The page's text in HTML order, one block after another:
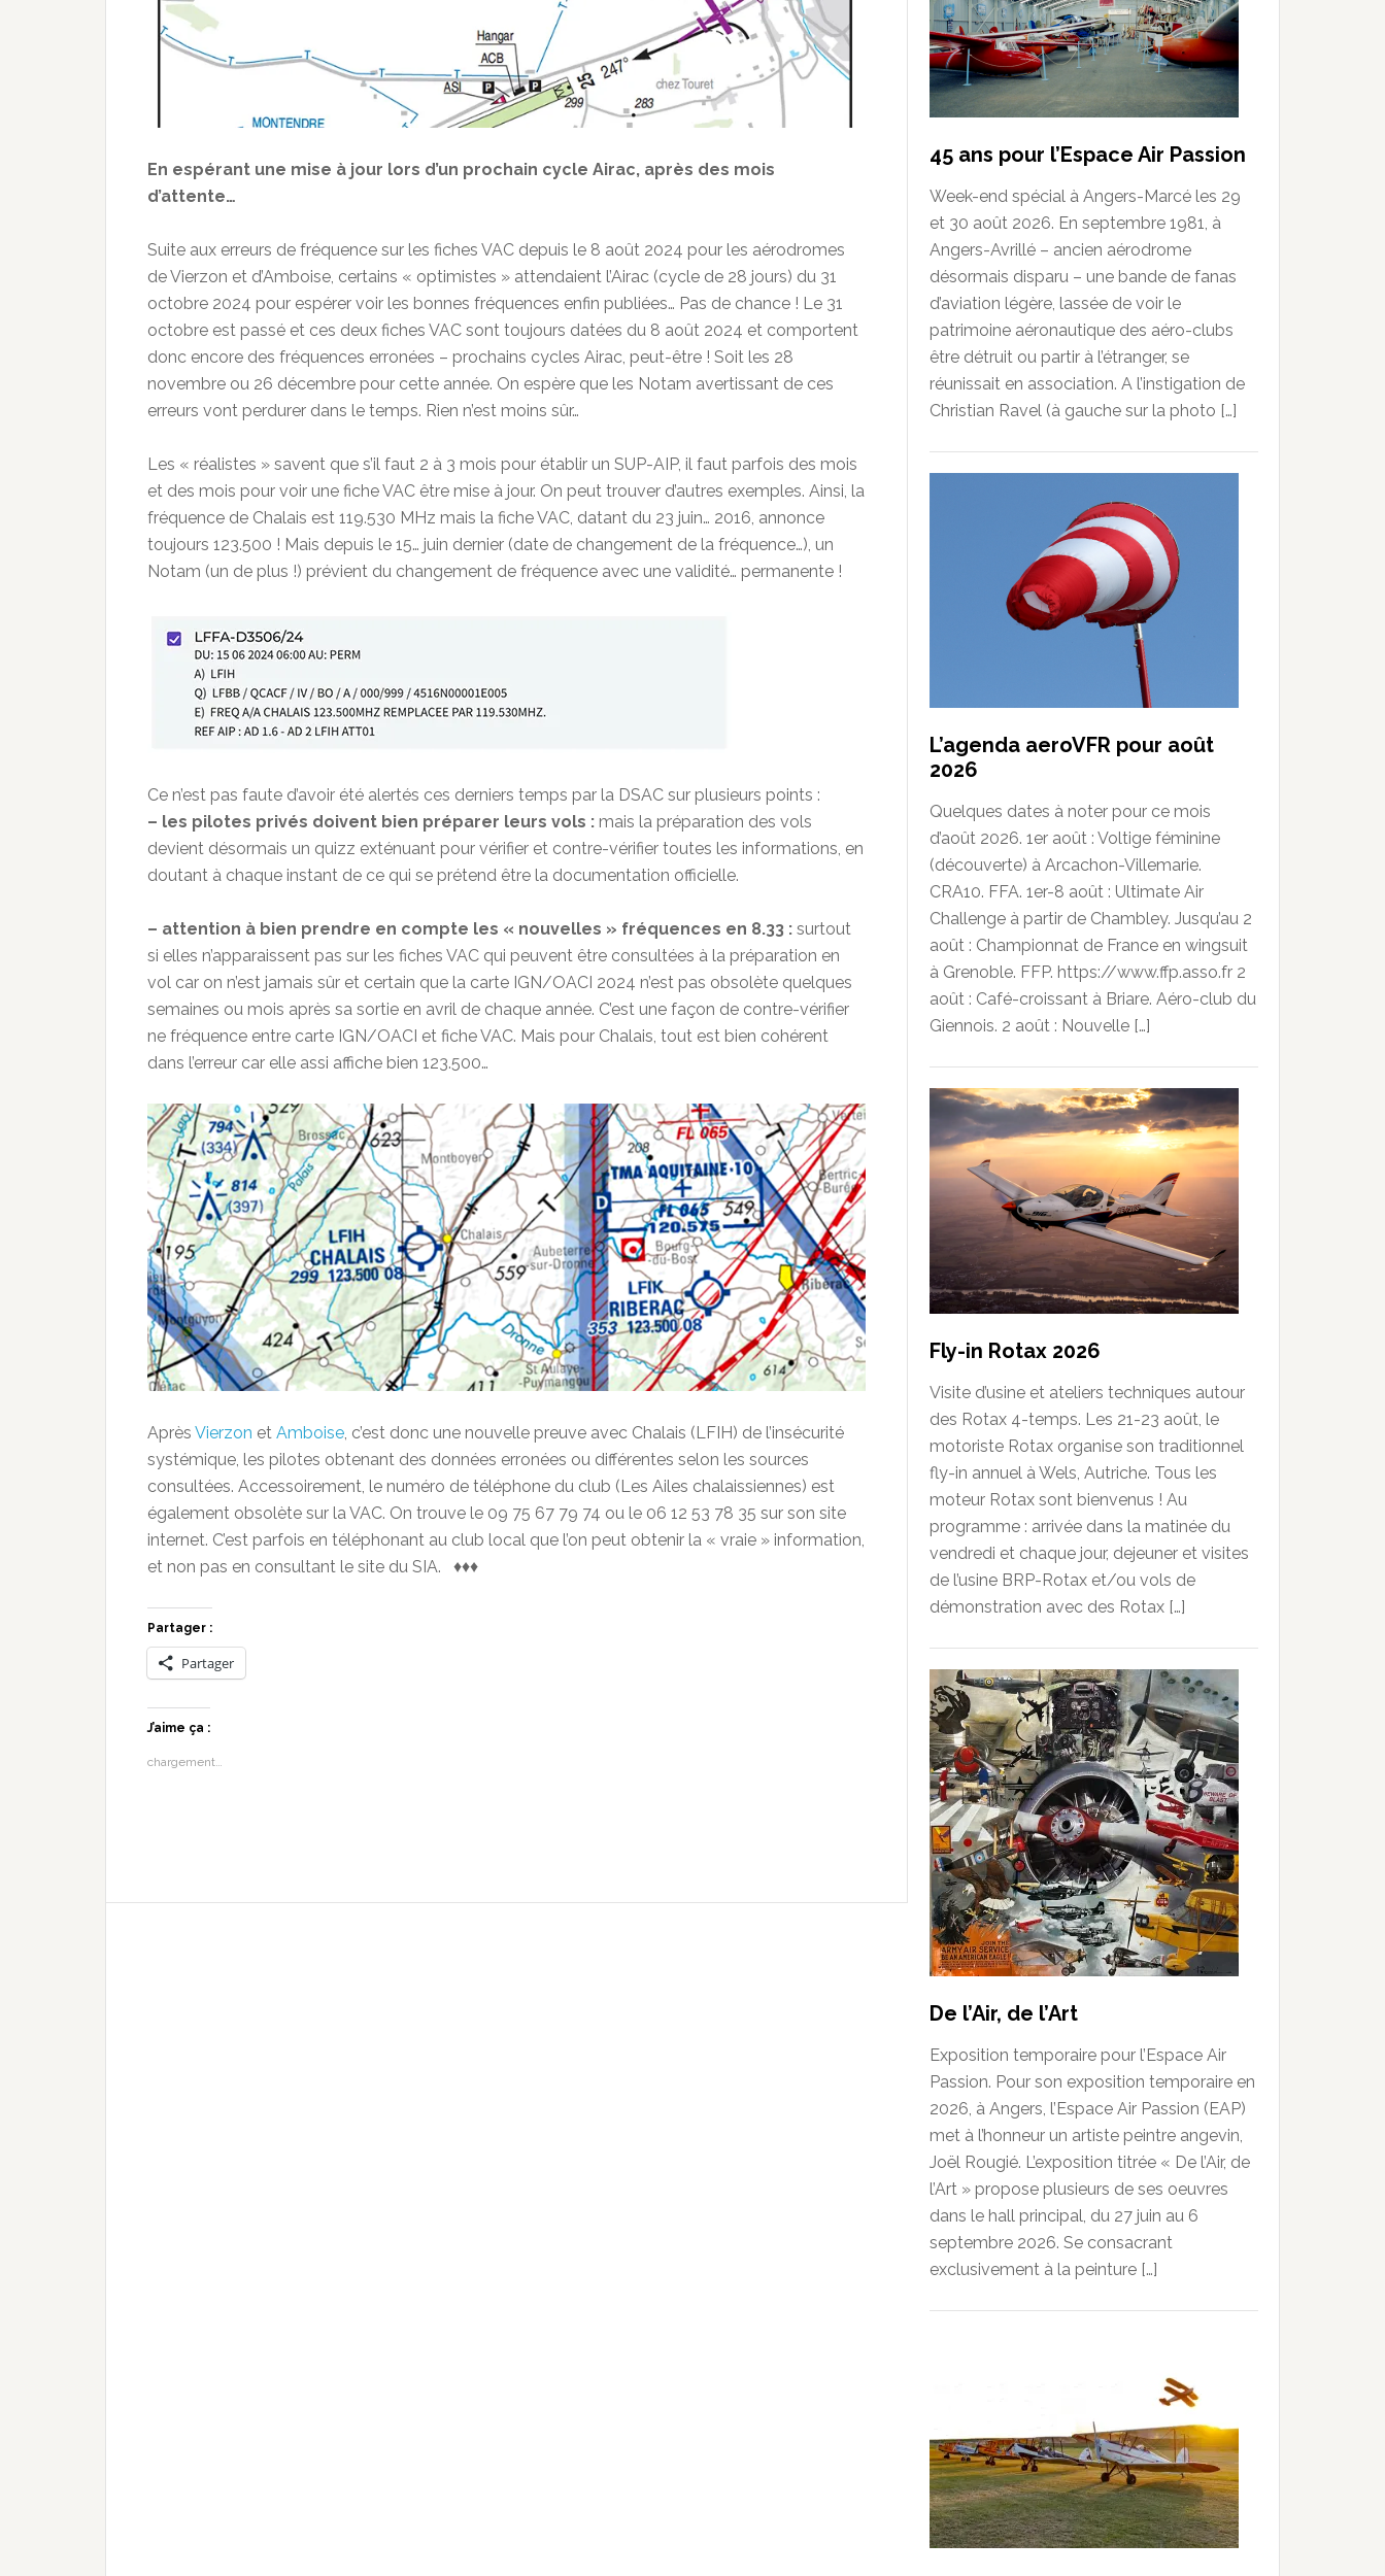
En espérant une mise à jour lors d’un prochain cycle Airac, après des mois
d’attente…
Suite aux erreurs de fréquence sur les fiches VAC depuis le 8 août 2024 pour les aérodromes
de Vierzon et d’Amboise, certains « optimistes » attendaient l’Airac (cycle de 28 jours) du 31
octobre 2024 pour espérer voir les bonnes fréquences enfin publiées… Pas de chance ! Le 31
octobre est passé et ces deux fiches VAC sont toujours datées du 8 août 2024 et comportent
donc encore des fréquences erronées – prochains cycles Airac, peut-être ! Soit les 28
novembre ou 26 décembre pour cette année. On espère que les Notam avertissant de ces
erreurs vont perdurer dans le temps. Rien n’est moins sûr…
Les « réalistes » savent que s’il faut 2 à 3 mois pour établir un SUP-AIP, il faut parfois des mois
et des mois pour voir une fiche VAC être mise à jour. On peut trouver d’autres exemples. Ainsi, la
fréquence de Chalais est 119.530 MHz mais la fiche VAC, datant du 23 juin… 2016, annonce
toujours 123.500 ! Mais depuis le 15… juin dernier (date de changement de la fréquence…), un
Notam (un de plus !) prévient du changement de fréquence avec une validité… permanente !
Ce n’est pas faute d’avoir été alertés ces derniers temps par la DSAC sur plusieurs points :
– les pilotes privés doivent bien préparer leurs vols : mais la préparation des vols
devient désormais un quizz exténuant pour vérifier et contre-vérifier toutes les informations, en
doutant à chaque instant de ce qui se prétend être la documentation officielle.
– attention à bien prendre en compte les « nouvelles » fréquences en 8.33 : surtout
si elles n’apparaissent pas sur les fiches VAC qui peuvent être consultées à la préparation en
vol car on n’est jamais sûr et certain que la carte IGN/OACI 2024 n’est pas obsolète quelques
semaines ou mois après sa sortie en avril de chaque année. C’est une façon de contre-vérifier
ne fréquence entre carte IGN/OACI et fiche VAC. Mais pour Chalais, tout est bien cohérent
dans l’erreur car elle assi affiche bien 123.500…
Après Vierzon et Amboise, c’est donc une nouvelle preuve avec Chalais (LFIH) de l’insécurité
systémique, les pilotes obtenant des données erronées ou différentes selon les sources
consultées. Accessoirement, le numéro de téléphone du club (Les Ailes chalaissiennes) est
également obsolète sur la VAC. On trouve le 09 75 67 79 74 ou le 06 12 53 78 35 sur son site
internet. C’est parfois en téléphonant au club local que l’on peut obtenir la « vraie » information,
et non pas en consultant le site du SIA. ♦♦♦
Partager :
Partager
J’aime ça :
chargement…
45 ans pour l’Espace Air Passion
Week-end spécial à Angers-Marcé les 29
et 30 août 2026. En septembre 1981, à
Angers-Avrillé – ancien aérodrome
désormais disparu – une bande de fanas
d’aviation légère, lassée de voir le
patrimoine aéronautique des aéro-clubs
être détruit ou partir à l’étranger, se
réunissait en association. A l’instigation de
Christian Ravel (à gauche sur la photo […]
L’agenda aeroVFR pour août
2026
Quelques dates à noter pour ce mois
d’août 2026. 1er août : Voltige féminine
(découverte) à Arcachon-Villemarie.
CRA10. FFA. 1er-8 août : Ultimate Air
Challenge à partir de Chambley. Jusqu’au 2
août : Championnat de France en wingsuit
à Grenoble. FFP. https://www.ffp.asso.fr 2
août : Café-croissant à Briare. Aéro-club du
Giennois. 2 août : Nouvelle […]
Fly-in Rotax 2026
Visite d’usine et ateliers techniques autour
des Rotax 4-temps. Les 21-23 août, le
motoriste Rotax organise son traditionnel
fly-in annuel à Wels, Autriche. Tous les
moteur Rotax sont bienvenus ! Au
programme : arrivée dans la matinée du
vendredi et chaque jour, dejeuner et visites
de l’usine BRP-Rotax et/ou vols de
démonstration avec des Rotax […]
De l’Air, de l’Art
Exposition temporaire pour l’Espace Air
Passion. Pour son exposition temporaire en
2026, à Angers, l’Espace Air Passion (EAP)
met à l’honneur un artiste peintre angevin,
Joël Rougié. L’exposition titrée « De l’Air, de
l’Art » propose plusieurs de ses oeuvres
dans le hall principal, du 27 juin au 6
septembre 2026. Se consacrant
exclusivement à la peinture […]